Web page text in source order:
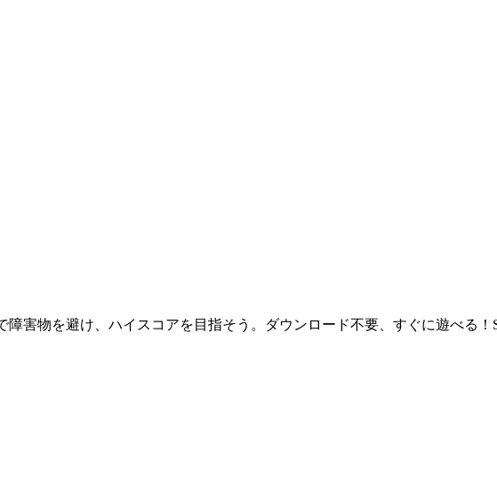
害物を避け、ハイスコアを目指そう。ダウンロード不要、すぐに遊べる！